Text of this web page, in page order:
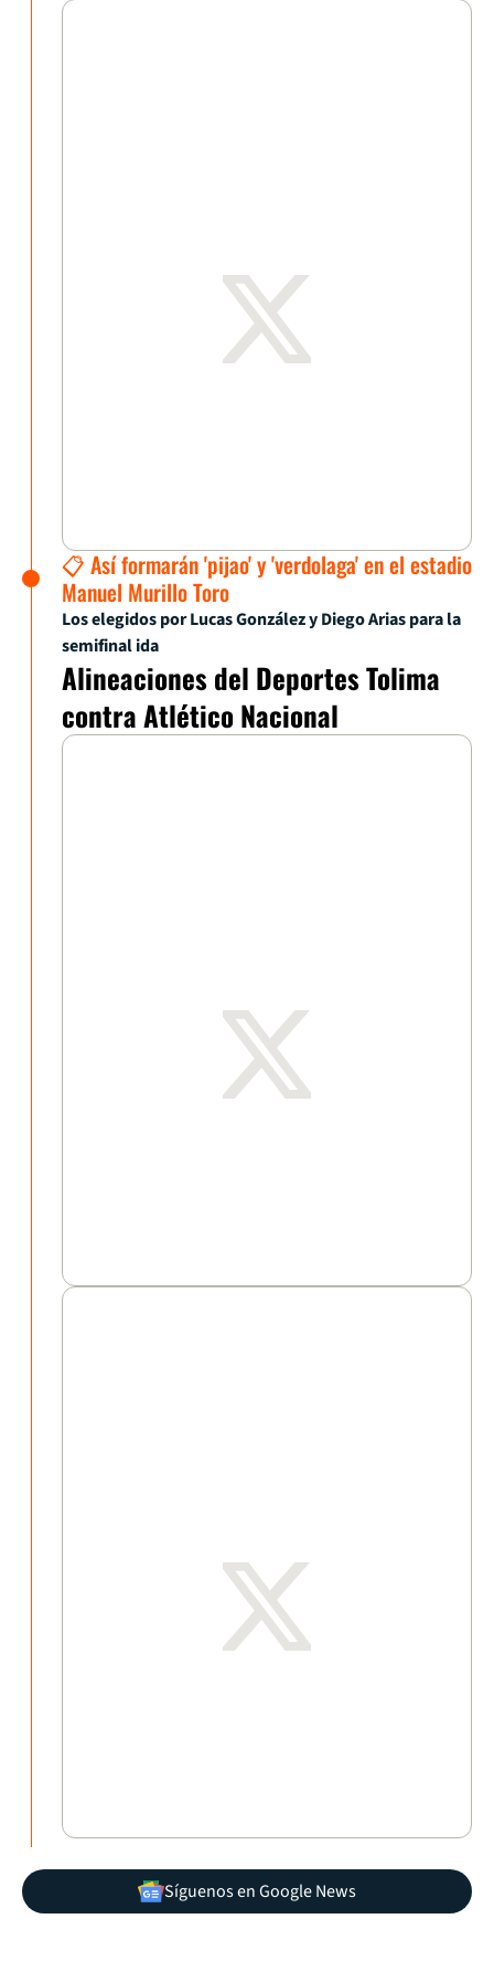
📋 Así formarán 'pijao' y 'verdolaga' en el estadio
Manuel Murillo Toro
Los elegidos por Lucas González y Diego Arias para la
semifinal ida
Alineaciones del Deportes Tolima
contra Atlético Nacional
Síguenos en Google News